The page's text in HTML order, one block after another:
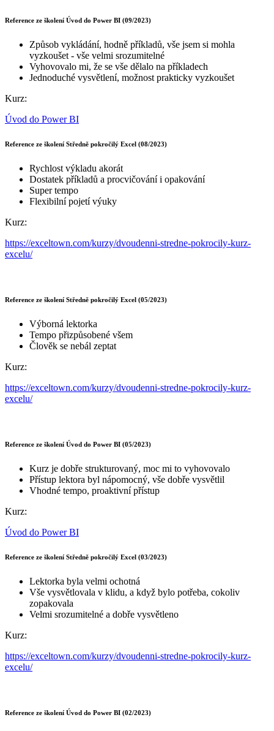
Reference ze školení Úvod do Power BI (09/2023)
Způsob vykládání, hodně příkladů, vše jsem si mohla
vyzkoušet - vše velmi srozumitelné
Vyhovovalo mi, že se vše dělalo na příkladech
Jednoduché vysvětlení, možnost prakticky vyzkoušet
Kurz:
Úvod do Power BI
Reference ze školení Středně pokročilý Excel (08/2023)
Rychlost výkladu akorát
Dostatek příkladů a procvičování i opakování
Super tempo
Flexibilní pojetí výuky
Kurz:
https://exceltown.com/kurzy/dvoudenni-stredne-pokrocily-kurz-
excelu/
Reference ze školení Středně pokročilý Excel (05/2023)
Výborná lektorka
Tempo přizpůsobené všem
Člověk se nebál zeptat
Kurz:
https://exceltown.com/kurzy/dvoudenni-stredne-pokrocily-kurz-
excelu/
Reference ze školení Úvod do Power BI (05/2023)
Kurz je dobře strukturovaný, moc mi to vyhovovalo
Přístup lektora byl nápomocný, vše dobře vysvětlil
Vhodné tempo, proaktivní přístup
Kurz:
Úvod do Power BI
Reference ze školení Středně pokročilý Excel (03/2023)
Lektorka byla velmi ochotná
Vše vysvětlovala v klidu, a když bylo potřeba, cokoliv
zopakovala
Velmi srozumitelné a dobře vysvětleno
Kurz:
https://exceltown.com/kurzy/dvoudenni-stredne-pokrocily-kurz-
excelu/
Reference ze školení Úvod do Power BI (02/2023)